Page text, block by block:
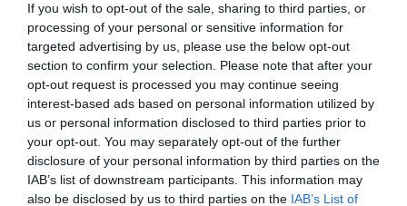
If you wish to opt-out of the sale, sharing to third parties, or
processing of your personal or sensitive information for
targeted advertising by us, please use the below opt-out
section to confirm your selection. Please note that after your
opt-out request is processed you may continue seeing
interest-based ads based on personal information utilized by
us or personal information disclosed to third parties prior to
your opt-out. You may separately opt-out of the further
disclosure of your personal information by third parties on the
IAB’s list of downstream participants. This information may
also be disclosed by us to third parties on the IAB’s List of
odkryjesz nie tylko piękno
wodospadów, ale i historię tego
magicznego miejsca.
wyżywienia, transportu oraz głównych
atrakcji turystycznych, wyrażona w
walucie euro.
tacos, tequila i wstęp do Chichen
Itza?
Planując wakacje w Meksyku, niezwykle
istotne jest zrozumienie lokalnych cen
mających wpływ na Twój budżet.
Artykuł ten dostarczy Ci rzetelnych
informacji o kosztach jedzenia,
noclegów i atrakcjach turystycznych w
roku 2025. Wiesz już, że Meksyk jest
krajem kontrastów, gdzie każdy